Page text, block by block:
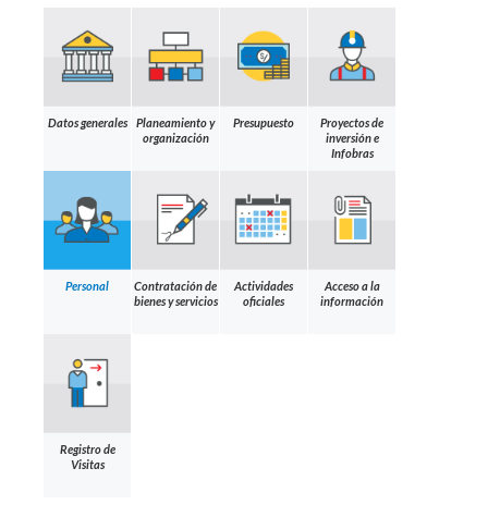
Datos generales
Planeamiento y
organización
Presupuesto
Proyectos de
inversión e
Infobras
Personal
Contratación de
bienes y servicios
Actividades
oficiales
Acceso a la
información
Registro de
Visitas